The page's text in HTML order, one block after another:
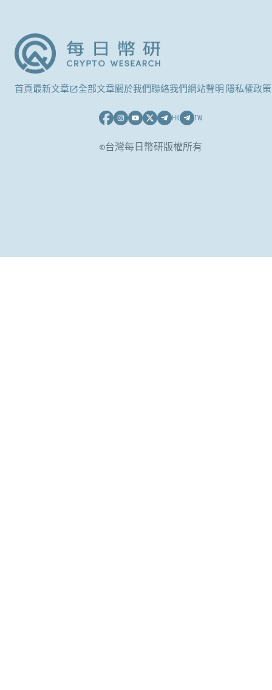
首頁最新文章 全部文章關於我們聯絡我們網站聲明 隱私權政策
HK TW
©台灣每日幣研版權所有